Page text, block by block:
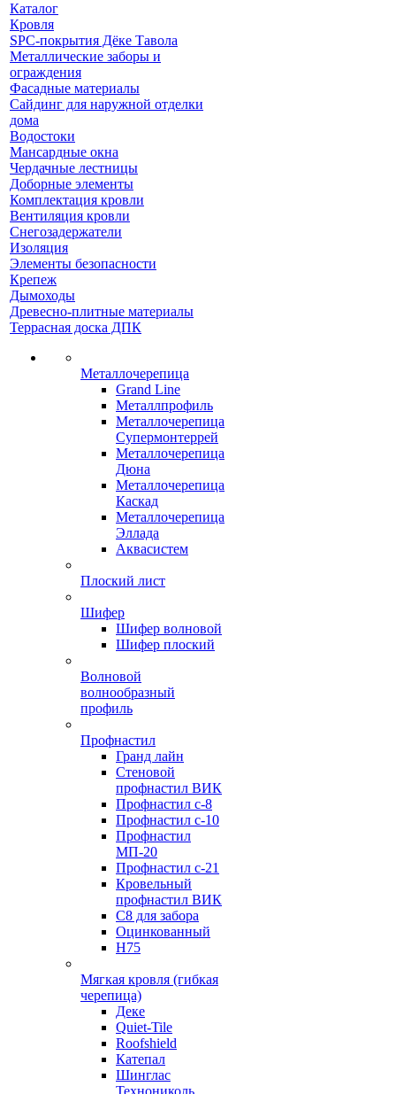
Каталог
Кровля
SPC-покрытия Дёке Тавола
Металлические заборы и
ограждения
Фасадные материалы
Сайдинг для наружной отделки
дома
Водостоки
Мансардные окна
Чердачные лестницы
Доборные элементы
Комплектация кровли
Вентиляция кровли
Снегозадержатели
Изоляция
Элементы безопасности
Крепеж
Дымоходы
Древесно-плитные материалы
Террасная доска ДПК
Металлочерепица
Grand Line
Металлпрофиль
Металлочерепица
Супермонтеррей
Металлочерепица
Дюна
Металлочерепица
Каскад
Металлочерепица
Эллада
Аквасистем
Плоский лист
Шифер
Шифер волновой
Шифер плоский
Волновой
волнообразный
профиль
Профнастил
Гранд лайн
Стеновой
профнастил ВИК
Профнастил с-8
Профнастил с-10
Профнастил
МП-20
Профнастил с-21
Кровельный
профнастил ВИК
С8 для забора
Оцинкованный
Н75
Мягкая кровля (гибкая
черепица)
Деке
Quiet-Tile
Roofshield
Катепал
Шинглас
Технониколь